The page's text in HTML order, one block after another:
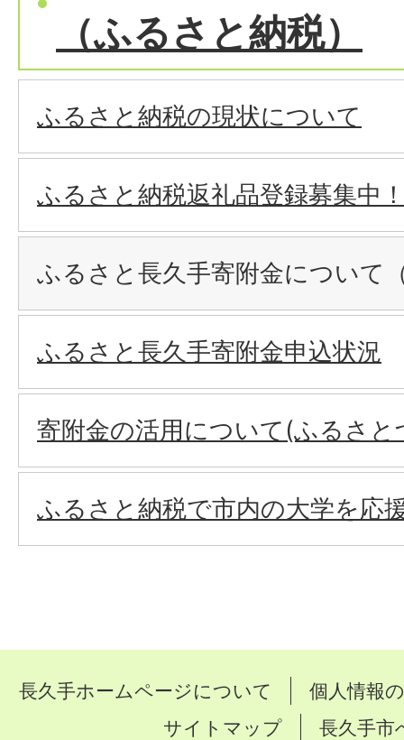
（ふるさと納税）
ふるさと納税の現状について
ふるさと納税返礼品登録募集中
ふるさと長久手寄附金について
ふるさと長久手寄附金申込状況
寄附金の活用について(ふるさと
ふるさと納税で市内の大学を応
長久手ホームページについて
個人情報
サイトマップ
長久手市